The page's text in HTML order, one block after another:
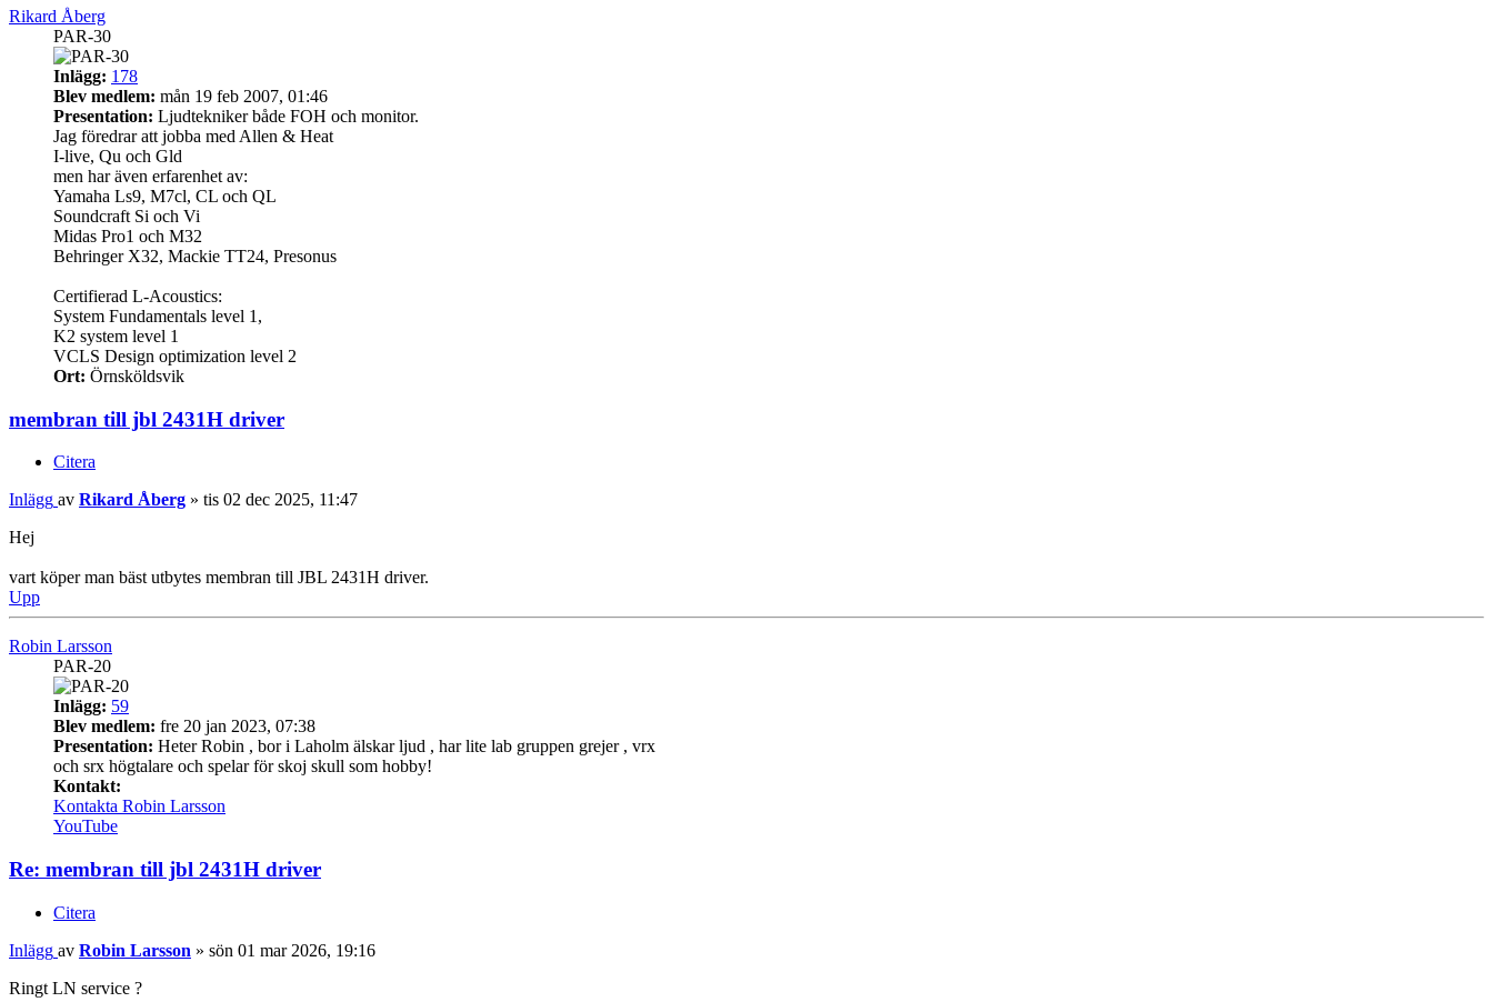
Rikard Åberg
PAR-30
Inlägg: 178
Blev medlem: mån 19 feb 2007, 01:46
Presentation: Ljudtekniker både FOH och monitor.
Jag föredrar att jobba med Allen & Heat
I-live, Qu och Gld
men har även erfarenhet av:
Yamaha Ls9, M7cl, CL och QL
Soundcraft Si och Vi
Midas Pro1 och M32
Behringer X32, Mackie TT24, Presonus
Certifierad L-Acoustics:
System Fundamentals level 1,
K2 system level 1
VCLS Design optimization level 2
Ort: Örnsköldsvik
membran till jbl 2431H driver
Citera
Inlägg av Rikard Åberg » tis 02 dec 2025, 11:47
Hej
vart köper man bäst utbytes membran till JBL 2431H driver.
Upp
Robin Larsson
PAR-20
Inlägg: 59
Blev medlem: fre 20 jan 2023, 07:38
Presentation: Heter Robin , bor i Laholm älskar ljud , har lite lab gruppen grejer , vrx
och srx högtalare och spelar för skoj skull som hobby!
Kontakt:
Kontakta Robin Larsson
YouTube
Re: membran till jbl 2431H driver
Citera
Inlägg av Robin Larsson » sön 01 mar 2026, 19:16
Ringt LN service ?